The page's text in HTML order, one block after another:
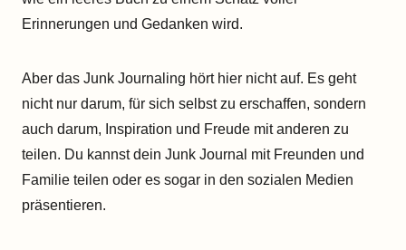
Erinnerungen und Gedanken wird.
Aber das Junk Journaling hört hier nicht auf. Es geht
nicht nur darum, für sich selbst zu erschaffen, sondern
auch darum, Inspiration und Freude mit anderen zu
teilen. Du kannst dein Junk Journal mit Freunden und
Familie teilen oder es sogar in den sozialen Medien
präsentieren.